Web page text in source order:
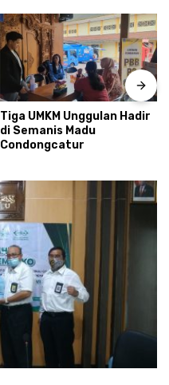
Tiga UMKM Unggulan Hadir
di Semanis Madu
Condongcatur